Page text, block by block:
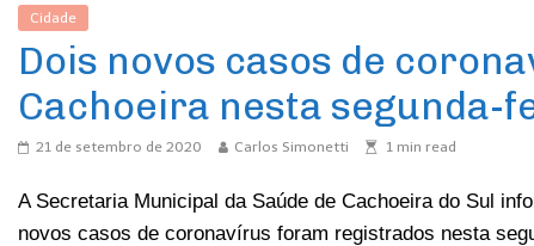
Cidade
Dois novos casos de
Cachoeira nesta segunda-
21 de setembro de 2020 Carlos Simonetti 1 min read
A Secretaria Municipal da Saúde de Cachoeira do Sul
novos casos de coronavírus foram registrados nesta